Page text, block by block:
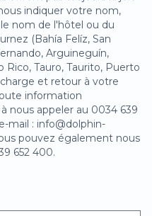
indiquer votre nom,
nom de l'hôtel ou du
(Bahía Felíz, San
Arguineguín,
Rico, Tauro, Taurito, Puerto
et retour à votre
information
nous appeler au 0034 639
mail : info@dolphin-
pouvez également nous
652 400.